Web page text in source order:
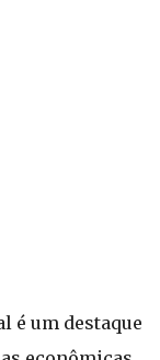
é um destaque